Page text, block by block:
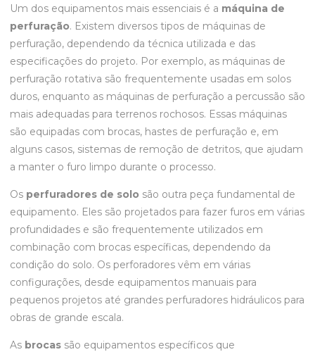
Um dos equipamentos mais essenciais é a máquina de
perfuração. Existem diversos tipos de máquinas de
perfuração, dependendo da técnica utilizada e das
especificações do projeto. Por exemplo, as máquinas de
perfuração rotativa são frequentemente usadas em solos
duros, enquanto as máquinas de perfuração a percussão são
mais adequadas para terrenos rochosos. Essas máquinas
são equipadas com brocas, hastes de perfuração e, em
alguns casos, sistemas de remoção de detritos, que ajudam
a manter o furo limpo durante o processo.
Os perfuradores de solo são outra peça fundamental de
equipamento. Eles são projetados para fazer furos em várias
profundidades e são frequentemente utilizados em
combinação com brocas específicas, dependendo da
condição do solo. Os perforadores vêm em várias
configurações, desde equipamentos manuais para
pequenos projetos até grandes perfuradores hidráulicos para
obras de grande escala.
As brocas são equipamentos específicos que